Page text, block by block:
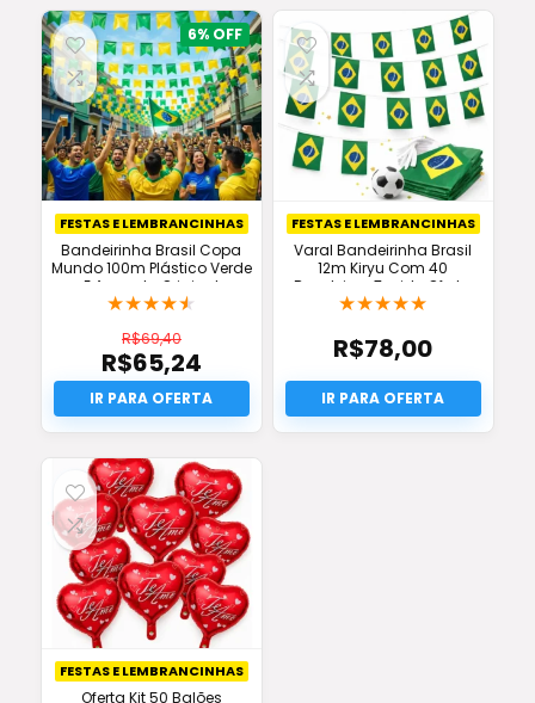
6%
FESTAS E LEMBRANCINHAS
Bandeirinha Brasil Copa
Mundo 100m Plástico Verde
E Amarela Original
★★★★★
R$69,40
O
preço
original
era:
R$69,40.
R$65,24
O
preço
atual
é:
R$65,24.
FESTAS E LEMBRANCINHAS
Varal Bandeirinha Brasil
12m Kiryu Com 40
Bandeiras Tecido Oferta
★★★★★
R$78,00
FESTAS E LEMBRANCINHAS
Oferta Kit 50 Balões